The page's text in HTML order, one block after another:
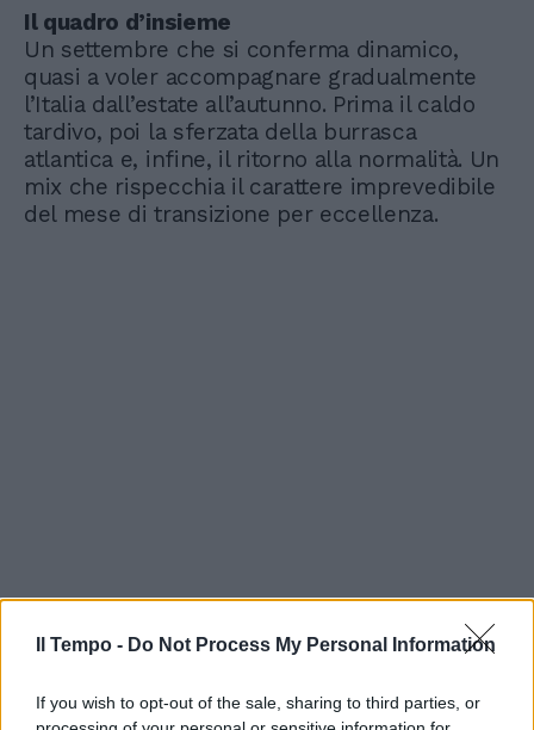
Il Tempo - Do Not Process My Personal Information
If you wish to opt-out of the sale, sharing to third parties, or
Il quadro d’insieme
Un settembre che si conferma dinamico,
quasi a voler accompagnare gradualmente
l’Italia dall’estate all’autunno. Prima il caldo
tardivo, poi la sferzata della burrasca
atlantica e, infine, il ritorno alla normalità. Un
mix che rispecchia il carattere imprevedibile
del mese di transizione per eccellenza.